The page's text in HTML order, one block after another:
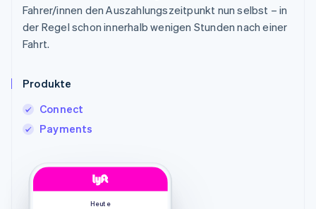
Fahrer/innen den Auszahlungszeitpunkt nun selbst – in
der Regel schon innerhalb wenigen Stunden nach einer
Fahrt.
Produkte
Connect
Payments
Heute